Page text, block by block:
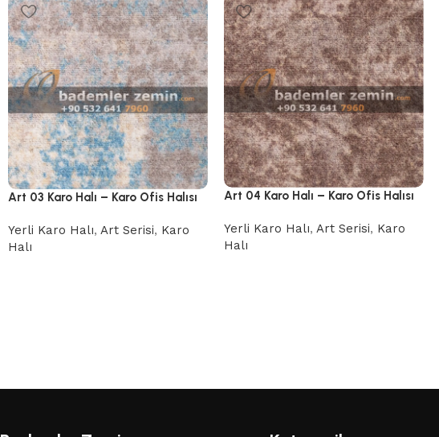
Art 03 Karo Halı – Karo Ofis Halısı
Yerli Karo Halı, Art Serisi, Karo
Halı
Art 04 Karo Halı – Karo Ofis Halısı
Yerli Karo Halı, Art Serisi, Karo
Halı